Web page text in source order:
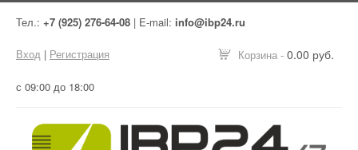
Тел.: +7 (925) 276-64-08 | E-mail: info@ibp24.ru
Корзина - 0.00 руб.
Вход | Регистрация
с 09:00 до 18:00